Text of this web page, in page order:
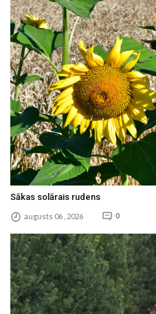
Sākas solārais rudens
augusts 06 , 2026 0